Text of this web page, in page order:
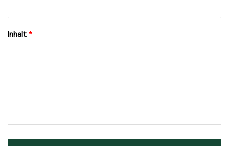
Inhalt:*